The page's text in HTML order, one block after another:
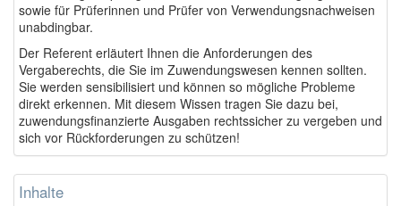
sowie für Prüferinnen und Prüfer von Verwendungsnachweisen
unabdingbar.
Der Referent erläutert Ihnen die Anforderungen des
Vergaberechts, die Sie im Zuwendungswesen kennen sollten.
Sie werden sensibilisiert und können so mögliche Probleme
direkt erkennen. Mit diesem Wissen tragen Sie dazu bei,
zuwendungsfinanzierte Ausgaben rechtssicher zu vergeben und
sich vor Rückforderungen zu schützen!
Inhalte